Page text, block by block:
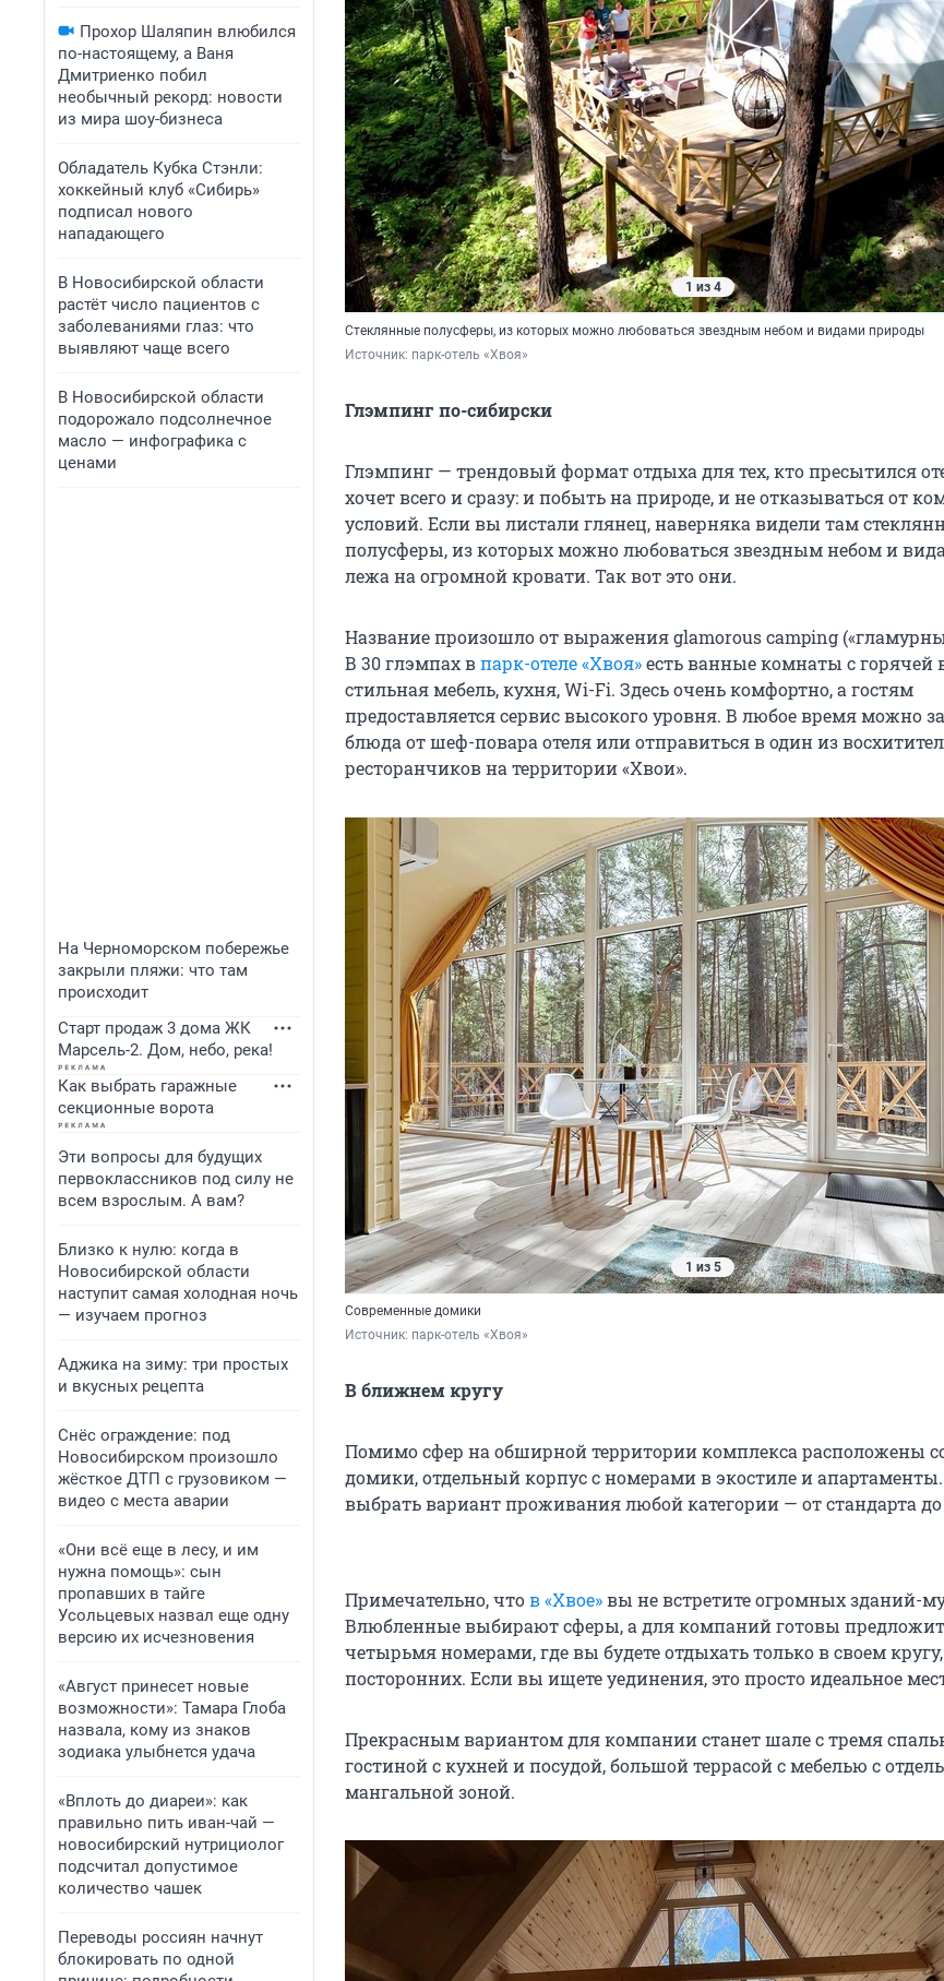
Прохор Шаляпин влюбился
по-настоящему, а Ваня
Дмитриенко побил
необычный рекорд: новости
из мира шоу-бизнеса
Обладатель Кубка Стэнли:
хоккейный клуб «Сибирь»
подписал нового
нападающего
В Новосибирской области
растёт число пациентов с
заболеваниями глаз: что
выявляют чаще всего
В Новосибирской области
подорожало подсолнечное
масло — инфографика с
ценами
На Черноморском побережье
закрыли пляжи: что там
происходит
Старт продаж 3 дома ЖК
Марсель-2. Дом, небо, река!
Как выбрать гаражные
секционные ворота
Эти вопросы для будущих
первоклассников под силу не
всем взрослым. А вам?
Близко к нулю: когда в
Новосибирской области
наступит самая холодная ночь
— изучаем прогноз
Аджика на зиму: три простых
и вкусных рецепта
Снёс ограждение: под
Новосибирском произошло
жёсткое ДТП с грузовиком —
видео с места аварии
«Они всё еще в лесу, и им
нужна помощь»: сын
пропавших в тайге
Усольцевых назвал еще одну
версию их исчезновения
«Август принесет новые
возможности»: Тамара Глоба
назвала, кому из знаков
зодиака улыбнется удача
«Вплоть до диареи»: как
правильно пить иван-чай —
новосибирский нутрициолог
подсчитал допустимое
количество чашек
Переводы россиян начнут
блокировать по одной
1 из 4
Стеклянные полусферы, из которых можно любоваться звездным небом и видами природы
Источник: парк-отель «Хвоя»
Глэмпинг по-сибирски
Глэмпинг — трендовый формат отдыха для тех, кто пресытился
хочет всего и сразу: и побыть на природе, и не отказываться от
условий. Если вы листали глянец, наверняка видели там
полусферы, из которых можно любоваться звездным небом и
лежа на огромной кровати. Так вот это они.
Название произошло от выражения glamorous camping
В 30 глэмпах впарк-отеле «Хвоя»есть ванные комнаты с горячей
стильная мебель, кухня, Wi-Fi. Здесь очень комфортно, а гостям
предоставляется сервис высокого уровня. В любое время можно
блюда от шеф-повара отеля или отправиться в один из
ресторанчиков на территории «Хвои».
1 из 5
Современные домики
Источник: парк-отель «Хвоя»
В ближнем кругу
Помимо сфер на обширной территории комплекса расположены
домики, отдельный корпус с номерами в экостиле и
выбрать вариант проживания любой категории — от стандарта
Примечательно, чтов «Хвое»вы не встретите огромных зданий-
Влюбленные выбирают сферы, а для компаний готовы
четырьмя номерами, где вы будете отдыхать только в своем кругу,
посторонних. Если вы ищете уединения, это просто идеальное
Прекрасным вариантом для компании станет шале с тремя
гостиной с кухней и посудой, большой террасой с мебелью с
мангальной зоной.